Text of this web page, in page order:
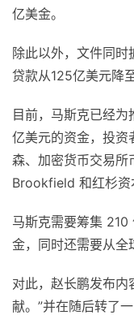
亿美金。
除此以外，文件同
贷款从125亿美元降
目前，马斯克已经
亿美元的资金，投资
森、加密货币交易所
Brookfield 和红杉资
马斯克需要筹集 210
金，同时还需要从全
对此，赵长鹏发布内
献。”并在随后转了